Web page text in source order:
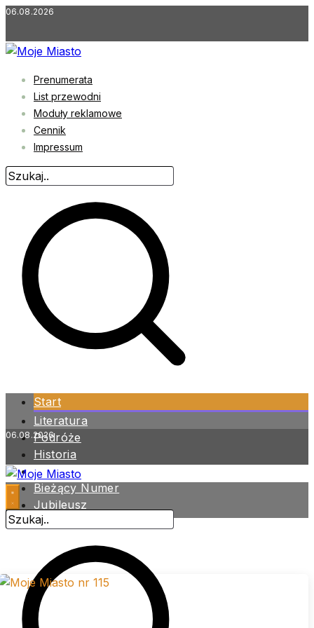
Przejdź
treści
06.08.2026
Prenumerata
List przewodni
Moduły reklamowe
Cennik
Impressum
Start
Literatura
Podróże
Historia
Zdrowie
Bieżący Numer
Jubileusz
Archiwum
06.08.2026